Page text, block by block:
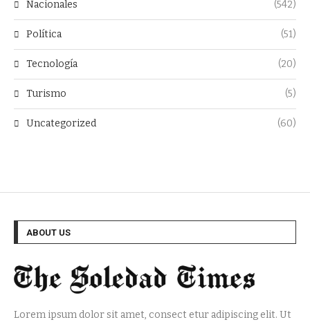
Nacionales (542)
Política (51)
Tecnología (20)
Turismo (5)
Uncategorized (60)
ABOUT US
Lorem ipsum dolor sit amet, consect etur adipiscing elit. Ut